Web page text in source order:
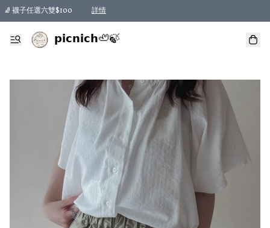
🧦 襪子任選六雙$100 詳情
𝗽𝗶𝗰𝗻𝗶𝗰𝗵🦥🍃